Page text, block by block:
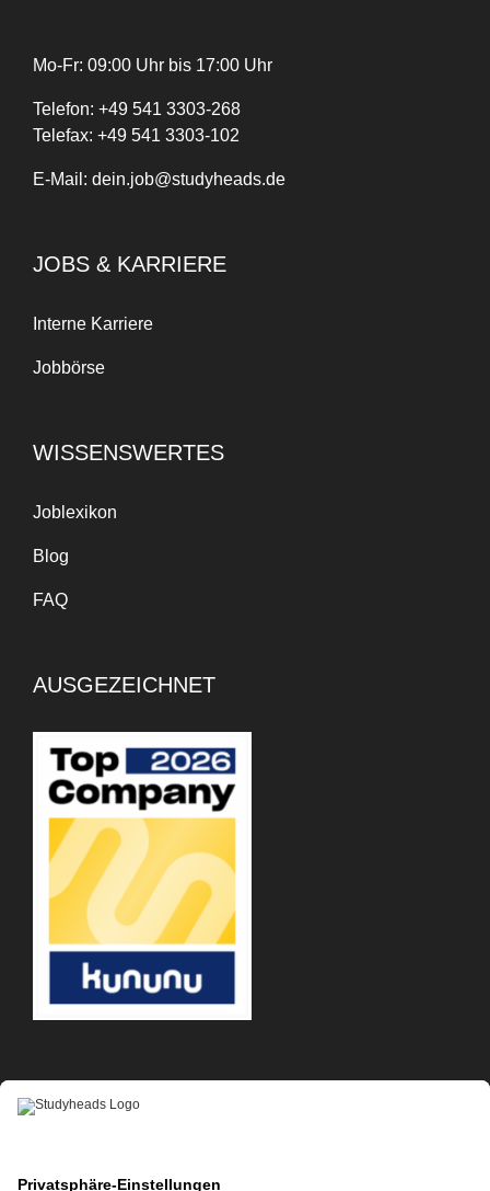
Mo-Fr: 09:00 Uhr bis 17:00 Uhr
Telefon: +49 541 3303-268
Telefax: +49 541 3303-102
E-Mail: dein.job@studyheads.de
JOBS & KARRIERE
Interne Karriere
Jobbörse
WISSENSWERTES
Joblexikon
Blog
FAQ
AUSGEZEICHNET